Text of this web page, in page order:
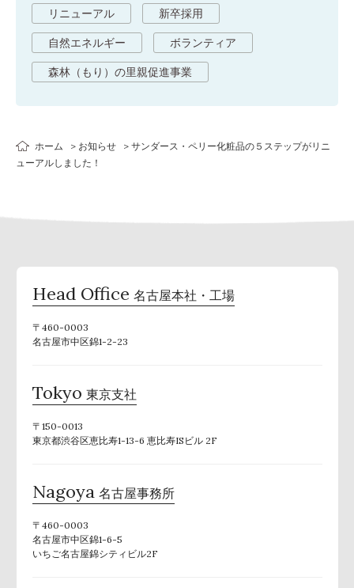
リニューアル 新卒採用
自然エネルギー ボランティア
森林（もり）の里親促進事業
ホーム お知らせ
サンダース・ペリー化粧品の５ステップがリニ
ューアルしました！
Head Office 名古屋本社・工場
〒460-0003
名古屋市中区錦1-2-23
Tokyo 東京支社
〒150-0013
東京都渋谷区恵比寿1-13-6 恵比寿ISビル 2F
Nagoya 名古屋事務所
〒460-0003
名古屋市中区錦1-6-5
いちご名古屋錦シティビル2F